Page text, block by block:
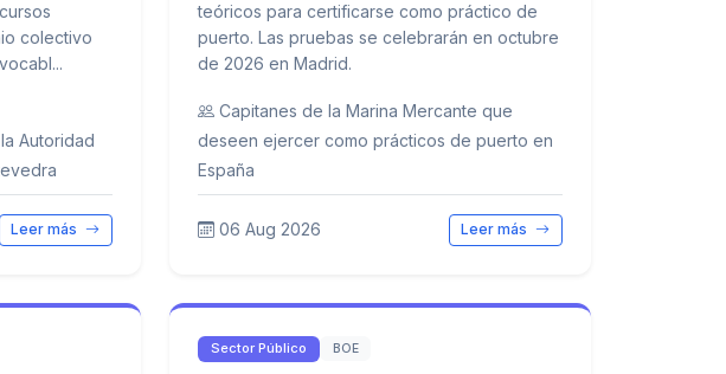
colectivo
Autoridad
Leer más
teóricos para certificarse como práctico de
puerto. Las pruebas se celebrarán en octubre
de 2026 en Madrid.
Capitanes de la Marina Mercante que
deseen ejercer como prácticos de puerto en
España
06 Aug 2026 Leer más
Sector Público BOE